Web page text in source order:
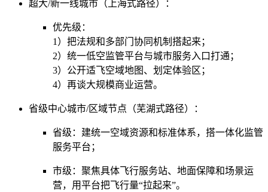
超大/新一线城市（上海式路径）：
优先级：
1）把法规和多部门协同机制搭起来；
2）统一低空监管平台与城市服务入口打通；
3）公开适飞空域地图、划定体验区；
4）再谈大规模商业运营。
省级中心城市/区域节点（芜湖式路径）：
省级：建统一空域资源和标准体系，搭一体化监管
服务平台；
市级：聚焦具体飞行服务站、地面保障和场景运
营，用平台把飞行量“拉起来”。